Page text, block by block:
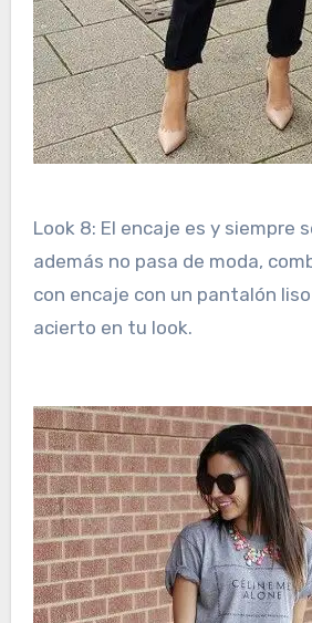
Look 8: El encaje es y siempre
además no pasa de moda,
con encaje con un pantalón
acierto en tu look.